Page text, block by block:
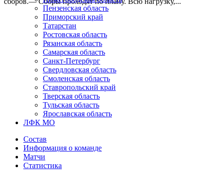
Пензенская область
Приморский край
Татарстан
Ростовская область
Рязанская область
Самарская область
Санкт-Петербург
Свердловская область
Смоленская область
Ставропольский край
Тверская область
Тульская область
Ярославская область
ЛФК МО
Состав
Информация о команде
Матчи
Статистика